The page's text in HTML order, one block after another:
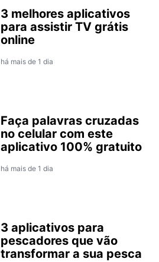
3 melhores aplicativos
para assistir TV grátis
online
há mais de 1 dia
Faça palavras cruzadas
no celular com este
aplicativo 100% gratuito
há mais de 1 dia
3 aplicativos para
pescadores que vão
transformar a sua pesca